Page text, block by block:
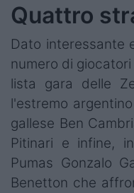
Quattro
Dato interessante
numero di
lista gara delle
l'estremo
gallese Ben
Pitinari e infine,
Pumas Gonzalo
Benetton che